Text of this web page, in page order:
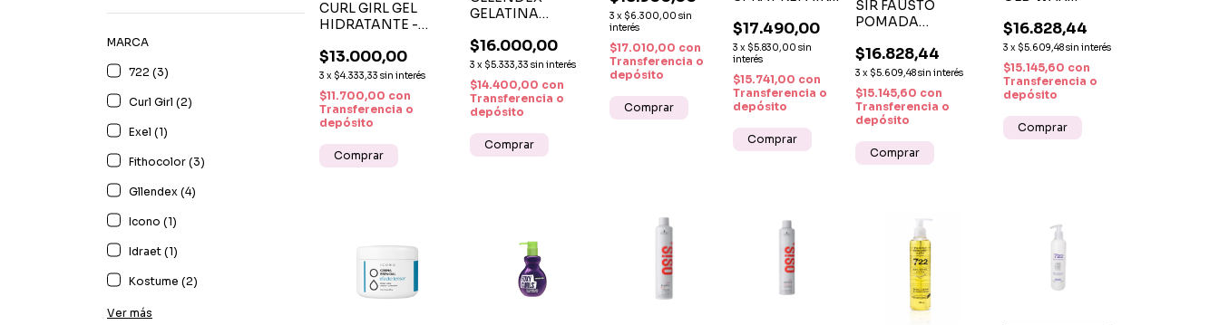
MARCA
722 (3)
Curl Girl (2)
Exel (1)
Fithocolor (3)
Gllendex (4)
Icono (1)
Idraet (1)
Kostume (2)
Ver más
CURL GIRL GEL
HIDRATANTE -
CONTROL DEL
FRIZZ PARA RIZOS
NATURALES
$13.000,00
3 x $4.333,33 sin interés
$11.700,00 con
Transferencia o
depósito
GELATINA
450 G -
DEFINICIÓN Y
SUJECIÓN
FLEXIBLE
$16.000,00
3 x $5.333,33 sin interés
$14.400,00 con
Transferencia o
depósito
ML
3 x $6.300,00 sin
interés
$17.010,00 con
Transferencia o
depósito
REPARADOR
CAPILAR Y
PROTECTOR
TÉRMICO
$17.490,00
3 x $5.830,00 sin
interés
$15.741,00 con
Transferencia o
depósito
SIR FAUSTO
POMADA
$16.828,44
3 x $5.609,48sin interés
$15.145,60 con
Transferencia o
depósito
$16.828,44
3 x $5.609,48sin interés
$15.145,60 con
Transferencia o
depósito